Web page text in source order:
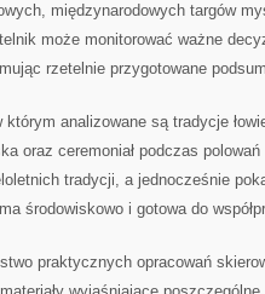
międzynarodowych targów
może monitorować ważne
rzetelnie przygotowane
analizowane są tradycje
oraz ceremoniał podczas
tradycji, a jednocześnie
środowiskowo i gotowa do
praktycznych opracowań